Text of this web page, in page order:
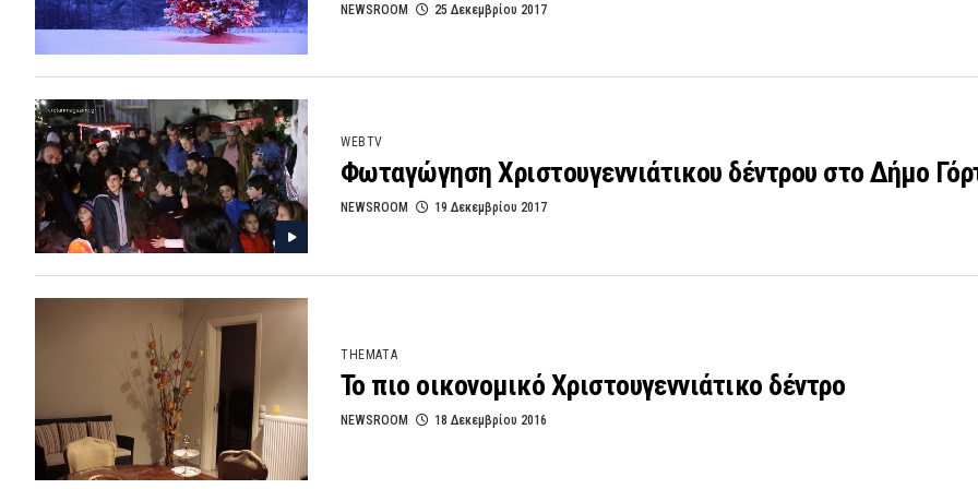
NEWSROOM 25 Δεκεμβρίου 2017
WEBTV
Φωταγώγηση Χριστουγεννιάτικου δέντρου στο Δήμο
NEWSROOM 19 Δεκεμβρίου 2017
THEMATA
Το πιο οικονομικό Χριστουγεννιάτικο δέντρο
NEWSROOM 18 Δεκεμβρίου 2016